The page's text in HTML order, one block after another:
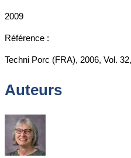
2009
Référence :
Techni Porc (FRA), 2006, Vol.
Auteurs